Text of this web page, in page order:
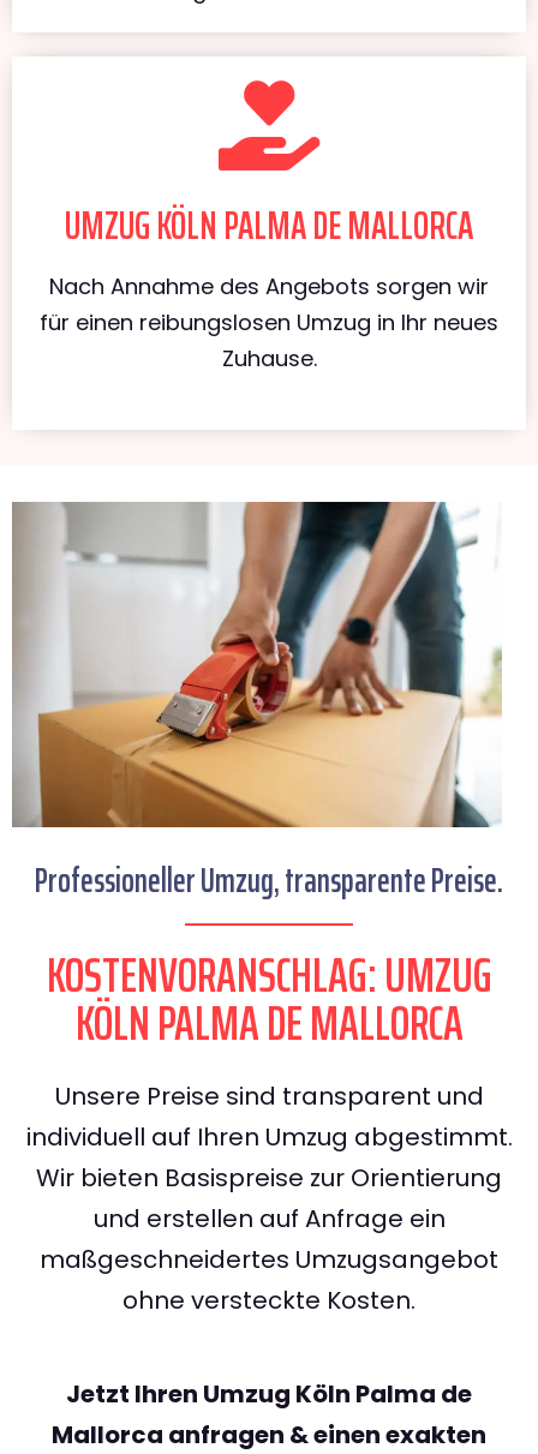
UMZUG KÖLN PALMA DE MALLORCA
Nach Annahme des Angebots sorgen wir
für einen reibungslosen Umzug in Ihr neues
Zuhause.
Professioneller Umzug, transparente Preise.
KOSTENVORANSCHLAG: UMZUG
KÖLN PALMA DE MALLORCA
Unsere Preise sind transparent und
individuell auf Ihren Umzug abgestimmt.
Wir bieten Basispreise zur Orientierung
und erstellen auf Anfrage ein
maßgeschneidertes Umzugsangebot
ohne versteckte Kosten.
Jetzt Ihren Umzug Köln Palma de
Mallorca anfragen & einen exakten